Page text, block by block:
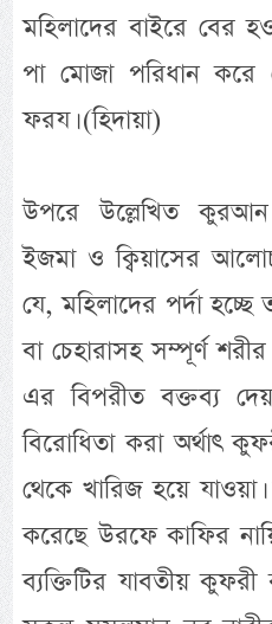
মহিলাদের বাইরে বের
পা মোজা পরিধান করে
ফরয। (হিদায়া)
উপরে উল্লেখিত
ইজমা ও ক্বিয়াসের
যে, মহিলাদের পর্দা হচ্ছে
বা চেহারাসহ সম্পূর্ণ
এর বিপরীত বক্তব্য
বিরোধিতা করা অর্থাৎ
থেকে খারিজ হয়ে
করেছে উরফে কাফির
ব্যক্তিটির যাবতীয়